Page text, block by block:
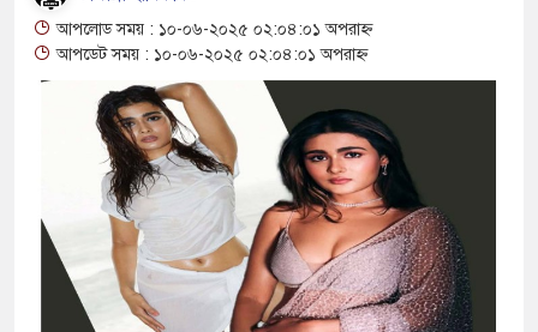
ইয়াবা, ট্যাপেন্টাডল ট্যাবলেট সহ মাদক কারবারী
মুখোমুখি সংঘর্ষে নিহত বেড়ে ৯
থেকে দ্বিতীয় দিন শেষ করল বাংলাদেশ
নিয়ে আরও ৩ শিশুর মৃত্যু
সেনাঘাঁটি ইরান সমর্থিত হুথির নিশানায়,
আপলোড সময় : ১০-০৬-২০২৫ ০২:০৪:০১ অপরাহ্ন
আপডেট সময় : ১০-০৬-২০২৫ ০২:০৪:০১ অপরাহ্ন